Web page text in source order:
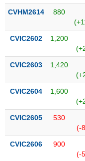
CVHM2614 880
CVIC2602 1,200
CVIC2603 1,420
CVIC2604 1,600
CVIC2605 530
(-
CVIC2606 900
(-
Công
cụ
tư
Truyền
thông
chính